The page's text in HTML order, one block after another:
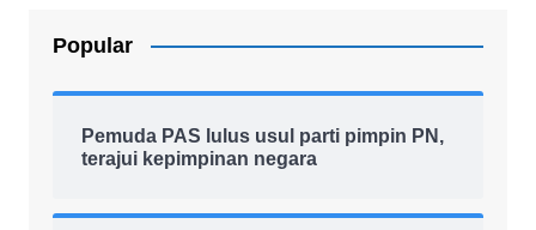
Popular
Pemuda PAS lulus usul parti pimpin PN,
terajui kepimpinan negara